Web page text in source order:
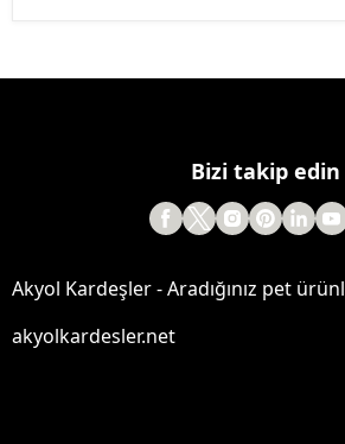
Bizi takip edin
Akyol Kardeşler - Aradığınız pet
akyolkardesler.net